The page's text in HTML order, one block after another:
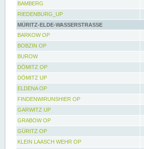
BAMBERG
RIEDENBURG_UP
MÜRITZ-ELDE-WASSERSTRASSE
BARKOW OP
BOBZIN OP
BUROW
DÖMITZ OP
DÖMITZ UP
ELDENA OP
FINDENWIRUNSHIER OP
GARWITZ UP
GRABOW OP
GÜRITZ OP
KLEIN LAASCH WEHR OP